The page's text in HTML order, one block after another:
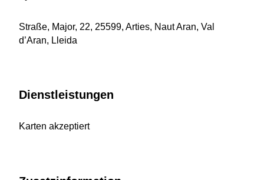
Straße, Major, 22, 25599, Arties, Naut Aran, Val
d’Aran, Lleida
Dienstleistungen
Karten akzeptiert